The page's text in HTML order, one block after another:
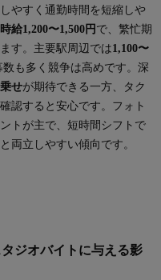
やすく通勤時間を短縮しや
時給1,200〜1,500円 で、繁忙期
す。主要駅周辺では1,100〜
も多く競争は高めです。深
せが期待できる一方、タク
認すると安心です。フォト
トが主で、短時間シフトで
両立しやすい傾向です。
ジオバイトに与える影